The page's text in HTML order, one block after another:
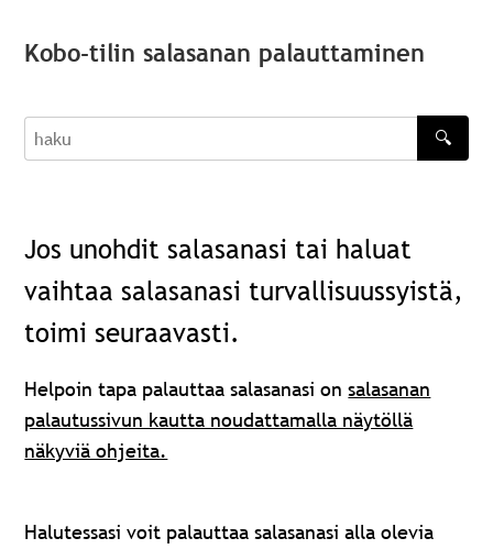
Kobo-tilin salasanan palauttaminen
haku
🔍
Jos unohdit salasanasi tai haluat
vaihtaa salasanasi turvallisuussyistä,
toimi seuraavasti.
Helpoin tapa palauttaa salasanasi onsalasanan
palautussivun kautta noudattamalla näytöllä
näkyviä ohjeita.
Halutessasi voit palauttaa salasanasi alla olevia